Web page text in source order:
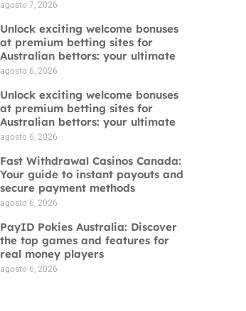
agosto 7, 2026
Unlock exciting welcome bonuses
at premium betting sites for
Australian bettors: your ultimate
agosto 6, 2026
Unlock exciting welcome bonuses
at premium betting sites for
Australian bettors: your ultimate
agosto 6, 2026
Fast Withdrawal Casinos Canada:
Your guide to instant payouts and
secure payment methods
agosto 6, 2026
PayID Pokies Australia: Discover
the top games and features for
real money players
agosto 6, 2026